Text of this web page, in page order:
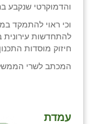
והדמוקרטי שנקבע
וכי ראוי להתמקד
להתחדשות
חיזוק מוסדות
המכתב לשרי
עמדת